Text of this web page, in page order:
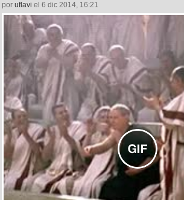
por uflavi el 6 dic 2014, 16:21